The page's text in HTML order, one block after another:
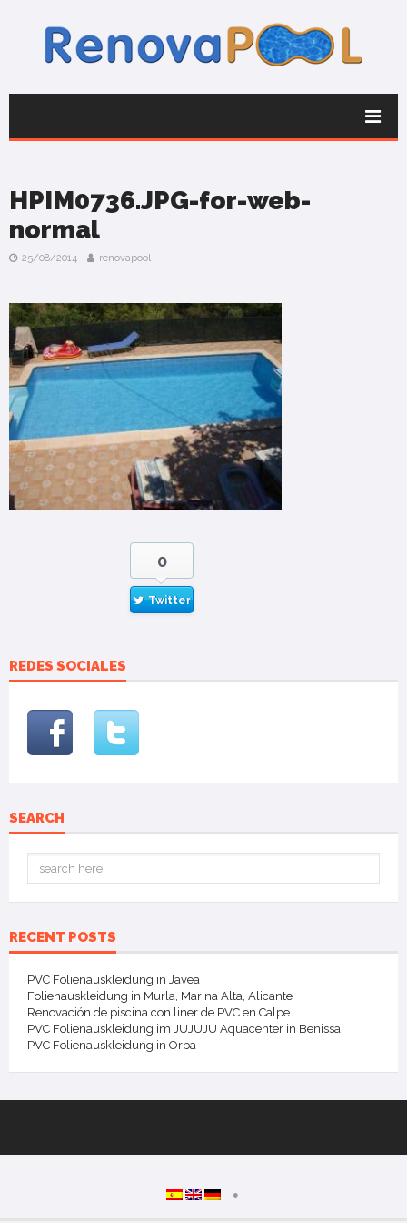
HPIM0736.JPG-for-web-
normal
25/08/2014 renovapool
0
Twitter
REDES SOCIALES
SEARCH
RECENT POSTS
PVC Folienauskleidung in Javea
Folienauskleidung in Murla, Marina Alta, Alicante
Renovación de piscina con liner de PVC en Calpe
PVC Folienauskleidung im JUJUJU Aquacenter in Benissa
PVC Folienauskleidung in Orba